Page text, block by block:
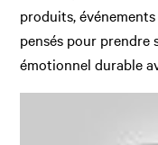
produits,
pensés pour prendre
émotionnel durable